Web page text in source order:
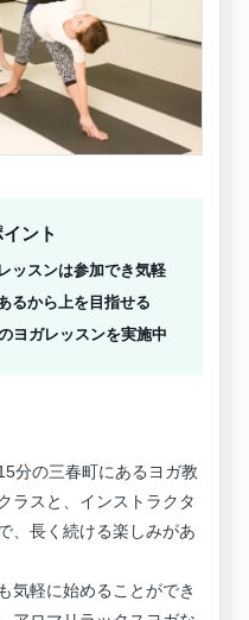
ント
ッスンは参加でき気軽
るから上を目指せる
ヨガレッスンを実施中
分の三春町にあるヨガ教
ラスと、インストラクタ
、長く続ける楽しみがあ
気軽に始めることができ